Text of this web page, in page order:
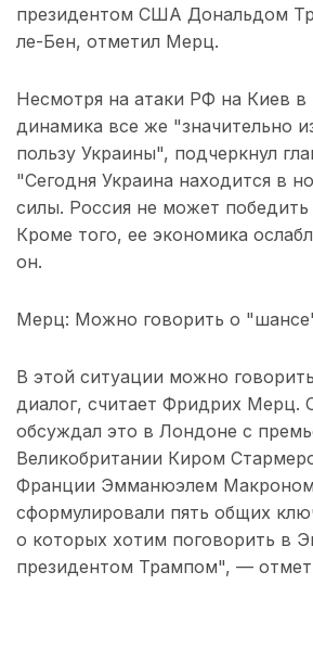
президентом США Дональдом
ле-Бен, отметил Мерц.
Несмотря на атаки РФ на Киев в
динамика все же "значительно
пользу Украины", подчеркнул
"Сегодня Украина находится в
силы. Россия не может
Кроме того, ее экономика
он.
Мерц: Можно говорить о
В этой ситуации можно
диалог, считает Фридрих Мерц.
обсуждал это в Лондоне с
Великобритании Киром
Франции Эмманюэлем
сформулировали пять общих
о которых хотим поговорить в
президентом Трампом", —